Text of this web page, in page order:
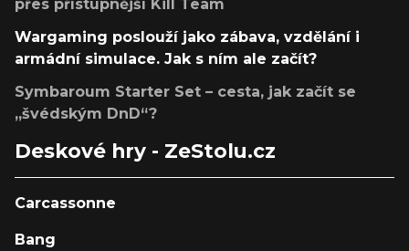
přes přístupnější Kill Team
Wargaming poslouží jako zábava, vzdělání i
armádní simulace. Jak s ním ale začít?
Symbaroum Starter Set – cesta, jak začít se
„švédským DnD“?
Deskové hry - ZeStolu.cz
Carcassonne
Bang